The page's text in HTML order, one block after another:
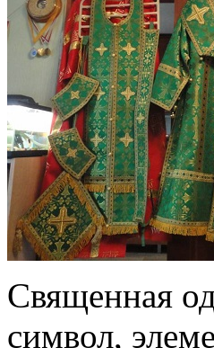
Священная
символ,